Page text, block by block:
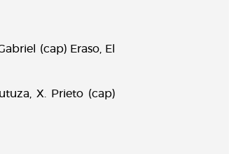
(cap) Eraso, El
X. Prieto (cap)